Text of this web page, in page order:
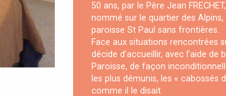
50 ans, par le Père Jean
nommé sur le quartier des Alpins,
paroisse St Paul sans frontières.
Face aux situations rencontrées
décide d’accueillir, avec l’aide de
Paroisse, de façon
les plus démunis, les « cabossés
comme il le disait.